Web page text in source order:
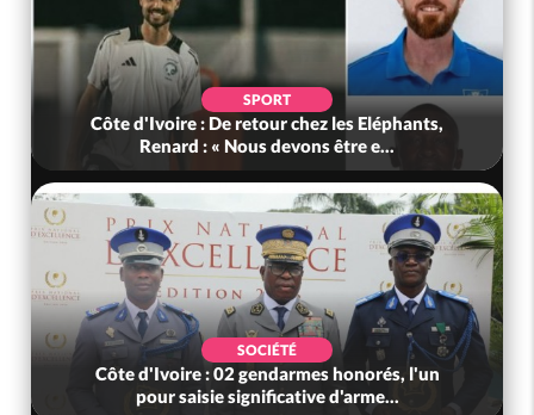
SPORT
Côte d'Ivoire : De retour chez les Eléphants,
Renard : « Nous devons être e...
SOCIÉTÉ
Côte d'Ivoire : 02 gendarmes honorés, l'un
pour saisie significative d'arme...